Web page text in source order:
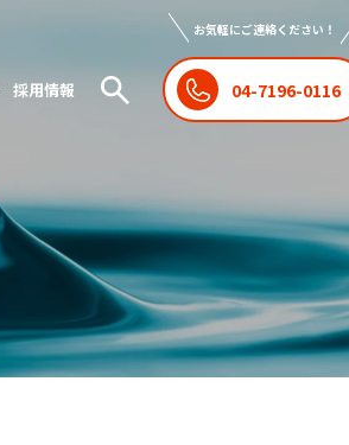
採用情報
お気軽にご連絡ください！
04-7196-0116